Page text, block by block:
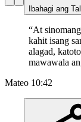
Ibahagi ang
“At
kahit isang
alagad,
mawawala
Mateo 10:42